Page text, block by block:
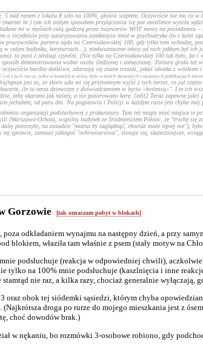
nad ranem z lokalu 8 szło na 100%, głośno szeptem. Oczywiście nie ma co
(marzec br.) tym ich stałym sposobem przyłączania się par excellence
mi w myślach całą godzinę przez inżynierów WOT mowy na
o incydencie przy autoryzowaniu zamknięcia mnie w psychiatryku (to z kolei
pracowników parteru sądu na Czerniakowskiej 100, gdy tylko tam wchodzę,
całym budynku, korytarzach...), niedwuznaczne teksty od nich jakbym był
to pani z obsługi czytelni. (Nie tylko na Czerniakowskiej 100 tak było, bo i
demonstrowania wobec osoby śledzonej i zamęczanej. Tortura grała
bardzo dotkliwe, zdarzają się znane trzaski, jakaś idiotka z wózkiem
z tych rzeczy, tylko w kontekście seksu, było w moich sławetnych i niejasnych publikacjach
jest to, że skoro uda mi się przytomnym wyjść z tych tortur, co już
ile tu teraz dziewczyn z doświadczeniem w byciu «hostessą»". I te ich
żeby ukarano jak należy, a nie pozorowano karę. [edit2 Teraz zapewne
jechałem; od paru dni. Na pogotowiu i Policji w każdym razie jest chyba mój
organizacji podsłuchowej z prokuratury. Tam też mogły mieć miejsce
(Warszawa-Ochota, wspólny budynek ze Śródmieściem Północ, że "trochę
potoczyło, na zasadzie "można by zaglądnąć, chociaż może lepiej nie"),
tej sprawie, zamiast jakiegoś "ochroniarstwa", stosuje się, skuteczniejsze,
Gorzowie [tak oznaczam pobyt w blokach]
poza odkładaniem wynajmu na następny dzień, a przy
blokiem, właziła tam właśnie z psem (stały motyw na
podsłuchuje (reakcja w odpowiedniej chwili),
tylko na 100% mnie podsłuchuje (kaszlnięcia i inne
nie raz, a kilka razy, chociaż generalnie wyłączają,
oraz obok tej siódemki sąsiedzi, którym chyba
droga po rurze do mojego mieszkania jest z
choć dowodów brak.)
w nękaniu, bo rozmówki 3-osobowe robiono, gdy